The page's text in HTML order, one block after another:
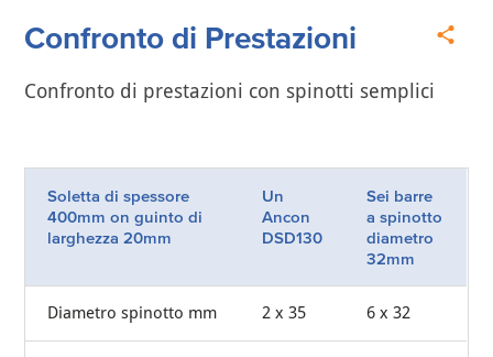
Confronto di Prestazioni
Confronto di prestazioni con spinotti semplici
Soletta di spessore
400mm on guinto di
larghezza 20mm
Un
Ancon
DSD130
Sei barre
a spinotto
diametro
32mm
Diametro spinotto mm 2 x 35 6 x 32